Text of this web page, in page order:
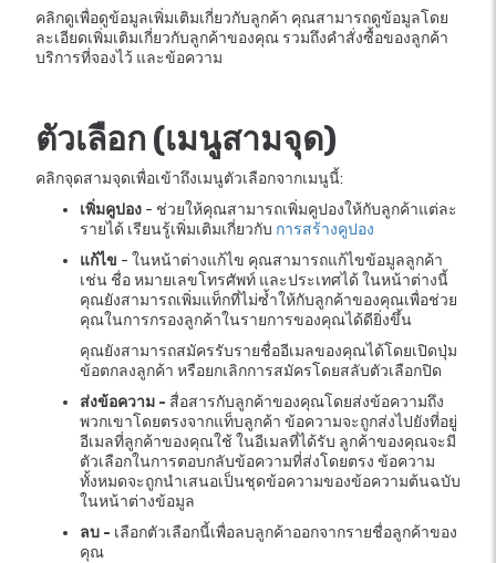
คลิกดูเพื่อดูข้อมูลเพิ่มเติมเกี่ยวกับลูกค้า คุณสามารถดูข้อมูลโดย
ละเอียดเพิ่มเติมเกี่ยวกับลูกค้าของคุณ รวมถึงคำสั่งซื้อของลูกค้า
บริการที่จองไว้ และข้อความ
ตัวเลือก (เมนูสามจุด)
คลิกจุดสามจุดเพื่อเข้าถึงเมนูตัวเลือกจากเมนูนี้:
เพิ่มคูปอง - ช่วยให้คุณสามารถเพิ่มคูปองให้กับลูกค้าแต่ละ
รายได้ เรียนรู้เพิ่มเติมเกี่ยวกับ การสร้างคูปอง
แก้ไข - ในหน้าต่างแก้ไข คุณสามารถแก้ไขข้อมูลลูกค้า
เช่น ชื่อ หมายเลขโทรศัพท์ และประเทศได้ ในหน้าต่างนี้
คุณยังสามารถเพิ่มแท็กที่ไม่ซ้ำให้กับลูกค้าของคุณเพื่อช่วย
คุณในการกรองลูกค้าในรายการของคุณได้ดียิ่งขึ้น
คุณยังสามารถสมัครรับรายชื่ออีเมลของคุณได้โดยเปิดปุ่ม
ข้อตกลงลูกค้า หรือยกเลิกการสมัครโดยสลับตัวเลือกปิด
ส่งข้อความ - สื่อสารกับลูกค้าของคุณโดยส่งข้อความถึง
พวกเขาโดยตรงจากแท็บลูกค้า ข้อความจะถูกส่งไปยังที่อยู่
อีเมลที่ลูกค้าของคุณใช้ ในอีเมลที่ได้รับ ลูกค้าของคุณจะมี
ตัวเลือกในการตอบกลับข้อความที่ส่งโดยตรง ข้อความ
ทั้งหมดจะถูกนำเสนอเป็นชุดข้อความของข้อความต้นฉบับ
ในหน้าต่างข้อมูล
ลบ - เลือกตัวเลือกนี้เพื่อลบลูกค้าออกจากรายชื่อลูกค้าของ
คุณ